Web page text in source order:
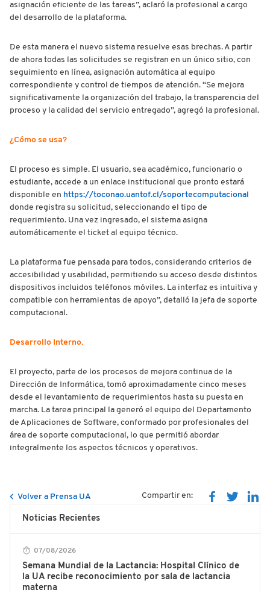
asignación eficiente de las tareas”, aclaró la profesional a cargo
del desarrollo de la plataforma.
De esta manera el nuevo sistema resuelve esas brechas. A partir
de ahora todas las solicitudes se registran en un único sitio, con
seguimiento en línea, asignación automática al equipo
correspondiente y control de tiempos de atención. “Se mejora
significativamente la organización del trabajo, la transparencia del
proceso y la calidad del servicio entregado”, agregó la profesional.
¿Cómo se usa?
El proceso es simple. El usuario, sea académico, funcionario o
estudiante, accede a un enlace institucional que pronto estará
disponible en https://toconao.uantof.cl/soportecomputacional
donde registra su solicitud, seleccionando el tipo de
requerimiento. Una vez ingresado, el sistema asigna
automáticamente el ticket al equipo técnico.
La plataforma fue pensada para todos, considerando criterios de
accesibilidad y usabilidad, permitiendo su acceso desde distintos
dispositivos incluidos teléfonos móviles. La interfaz es intuitiva y
compatible con herramientas de apoyo”, detalló la jefa de soporte
computacional.
Desarrollo Interno.
El proyecto, parte de los procesos de mejora continua de la
Dirección de Informática, tomó aproximadamente cinco meses
desde el levantamiento de requerimientos hasta su puesta en
marcha. La tarea principal la generó el equipo del Departamento
de Aplicaciones de Software, conformado por profesionales del
área de soporte computacional, lo que permitió abordar
integralmente los aspectos técnicos y operativos.
Volver a Prensa UA Compartir en:
Noticias Recientes
07/08/2026
Semana Mundial de la Lactancia: Hospital Clínico de
la UA recibe reconocimiento por sala de lactancia
materna